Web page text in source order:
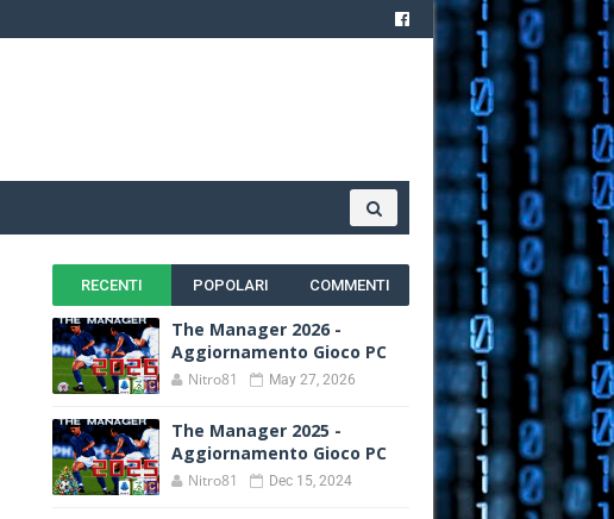
RECENTI POPOLARI COMMENTI
The Manager 2026 -
Aggiornamento Gioco PC
Nitro81 May 27, 2026
The Manager 2025 -
Aggiornamento Gioco PC
Nitro81 Dec 15, 2024